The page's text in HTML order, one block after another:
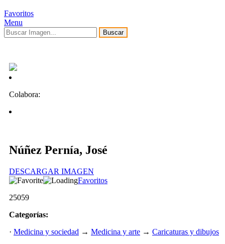
Favoritos
Menu
Buscar
Colabora:
Núñez Pernía, José
DESCARGAR IMAGEN
Favoritos
25059
Categorías:
· Medicina y sociedad → Medicina y arte → Caricaturas y dibujos